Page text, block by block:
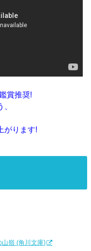
賞推奨!
がります!
嶺 (角川文庫)